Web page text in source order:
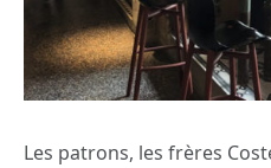
Les patrons, les frères